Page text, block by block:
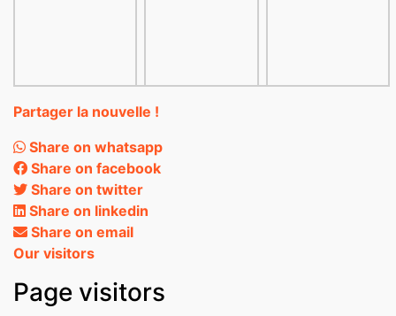
Partager la nouvelle !
Share on whatsapp
Share on facebook
Share on twitter
Share on linkedin
Share on email
Our visitors
Page visitors